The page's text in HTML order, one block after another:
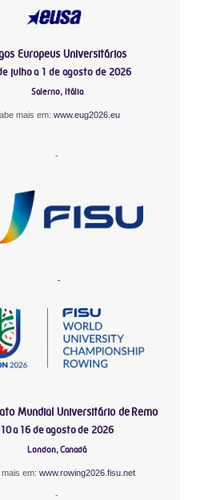
Europeus Universitários
julho a 1 de agosto de 2026
Salerno, Itália
mais em:www.eug2026.eu
-
-
Mundial Universitário de Remo
10 a 16 de agosto de 2026
London, Canadá
em: www.rowing2026.fisu.net
-